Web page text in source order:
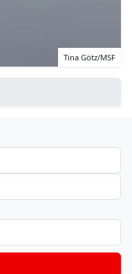
Tina Götz/MSF